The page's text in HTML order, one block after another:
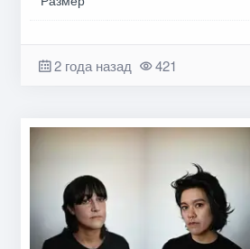
2 года назад 421